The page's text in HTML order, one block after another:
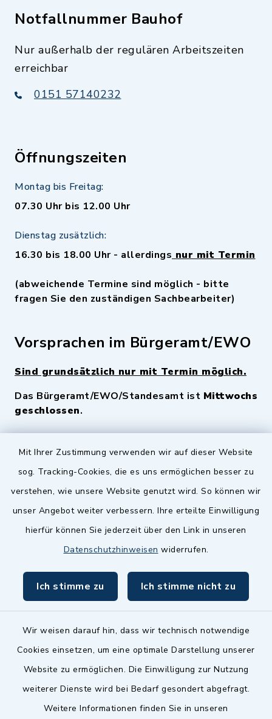
Mit Ihrer Zustimmung verwenden wir auf dieser Website
sog. Tracking-Cookies, die es uns ermöglichen besser zu
verstehen, wie unsere Website genutzt wird. So können wir
unser Angebot weiter verbessern. Ihre erteilte Einwilligung
hierfür können Sie jederzeit über den Link in unseren
Datenschutzhinweisen widerrufen.
Ich stimme zu Ich stimme nicht zu
Wir weisen darauf hin, dass wir technisch notwendige
Cookies einsetzen, um eine optimale Darstellung unserer
Website zu ermöglichen. Die Einwilligung zur Nutzung
weiterer Dienste wird bei Bedarf gesondert abgefragt.
Weitere Informationen finden Sie in unseren
Notfallnummer Bauhof
Nur außerhalb der regulären Arbeitszeiten
erreichbar
0151 57140232
Öffnungszeiten
Montag bis Freitag:
07.30 Uhr bis 12.00 Uhr
Dienstag zusätzlich:
16.30 bis 18.00 Uhr - allerdings nur mit Termin
(abweichende Termine sind möglich - bitte
fragen Sie den zuständigen Sachbearbeiter)
Vorsprachen im Bürgeramt/EWO
Sind grundsätzlich nur mit Termin möglich.
Das Bürgeramt/EWO/Standesamt ist Mittwochs
geschlossen.
Quicklinks
Zenngrund Allianz
Dillenberggruppe
inixmedia GmbH
Barrierefreiheit